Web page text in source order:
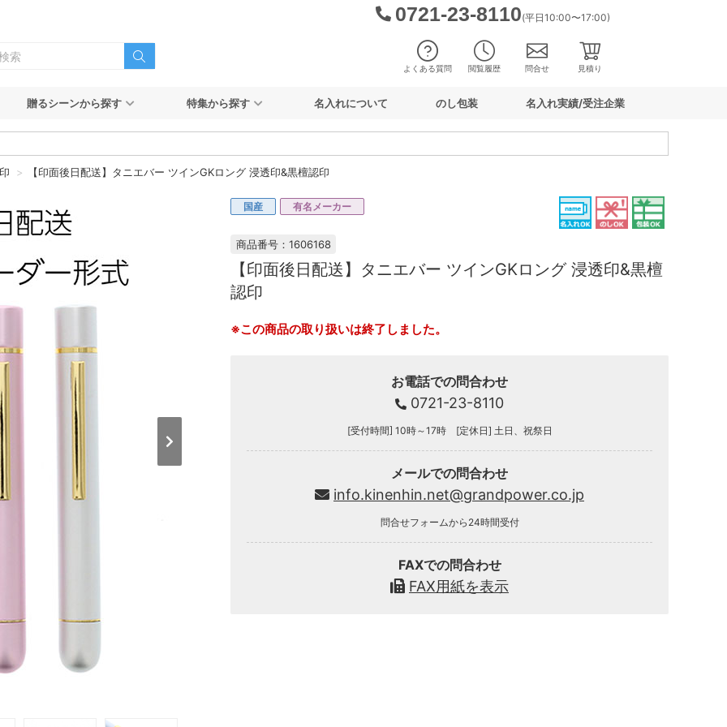
0721-23-8110(平日10:00〜17:00)
よくある質問 閲覧履歴 問合せ 見積り
贈るシーンから探す 特集から探す 名入れについて のし包装 名入れ実績/受注企業
【印面後日配送】タニエバー ツインGKロング 浸透印&黒檀認印
国産 有名メーカー
商品番号：1606168
【印面後日配送】タニエバー ツインGKロング 浸透印&黒檀
認印
※この商品の取り扱いは終了しました。
お電話での問合わせ
0721-23-8110
[受付時間] 10時～17時 [定休日] 土日、祝祭日
メールでの問合わせ
info.kinenhin.net@grandpower.co.jp
問合せフォームから24時間受付
FAXでの問合わせ
FAX用紙を表示